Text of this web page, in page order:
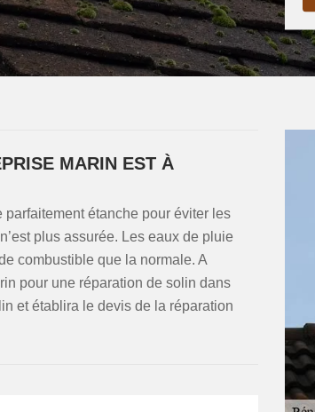
MARIN EST À
parfaitement étanche pour éviter les
plus assurée. Les eaux de pluie
combustible que la normale. A
pour une réparation de solin dans
et établira le devis de la réparation